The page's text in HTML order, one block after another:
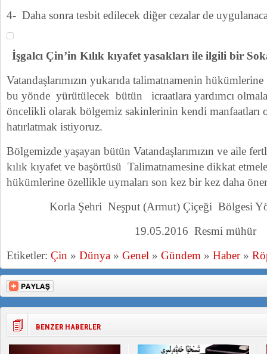
4- Daha sonra tesbit edilecek diğer cezalar de
İşgalcı Çin’in Kılık kıyafet yasakları ile ilgili bir
Vatandaşlarımızın yukarıda talimatnamenin
bu yönde yürütülecek bütün icraatlara yardımcı
öncelikli olarak bölgemiz sakinlerinin kendi manfaatları
hatırlatmak istiyoruz.
Bölgemizde yaşayan bütün Vatandaşlarımızın ve aile
kılık kıyafet ve başörtüsü Talimatnamesine dikkat
hükümlerine özellikle uymaları son kez bir kez daha
Korla Şehri Neşput (Armut) Çiçeği Bölgesi
19.05.2016 Resmi mühür
Etiketler: Çin » Dünya » Genel » Gündem » Haber»
BENZER HABERLER